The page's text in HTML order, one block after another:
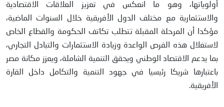
أولوياتها، وهو ما انعكس في تعزيز العلاقات الاقتصادية
والاستثمارية مع مختلف الدول الأفريقية خلال السنوات الماضية،
مؤكدا أن المرحلة المقبلة تتطلب تكاتف الحكومة والقطاع الخاص
لاستغلال هذه الفرص الواعدة وزيادة الاستثمارات والتبادل التجاري،
بما يدعم الاقتصاد الوطني ويحقق التنمية الشاملة، ويعزز مكانة مصر
باعتبارها شريكا رئيسيا في جهود التنمية والتكامل داخل القارة
الأفريقية.